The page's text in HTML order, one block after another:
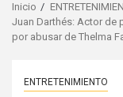
Inicio
Juan Darthés: Actor de
por abusar de Thelma
ENTRETENIMIENTO